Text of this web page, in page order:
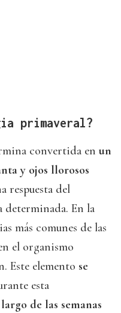
primaveral?
convertida en un
y ojos llorosos
respuesta del
determinada. En la
más comunes de las
el organismo
Este elemento se
esta
de las semanas